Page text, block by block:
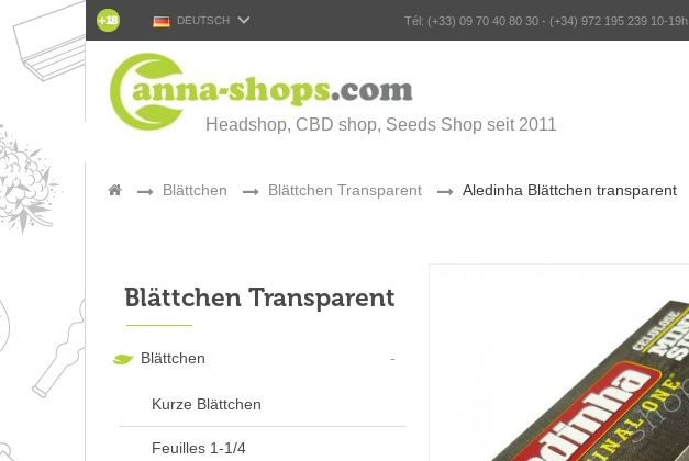
DEUTSCH Tél: (+33) 09 70 40 80 30 - (+34) 972 195 239 10-19h
Headshop, CBD shop, Seeds Shop seit 2011
> Blättchen > Blättchen Transparent > Aledinha Blättchen transparent
Blättchen Transparent
Blättchen
Kurze Blättchen
Feuilles 1-1/4